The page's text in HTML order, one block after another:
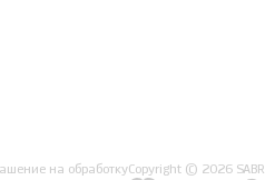
на обработкуCopyright © 2026 SABR